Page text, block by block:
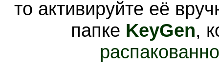
то активируйте её
папке KeyGen,